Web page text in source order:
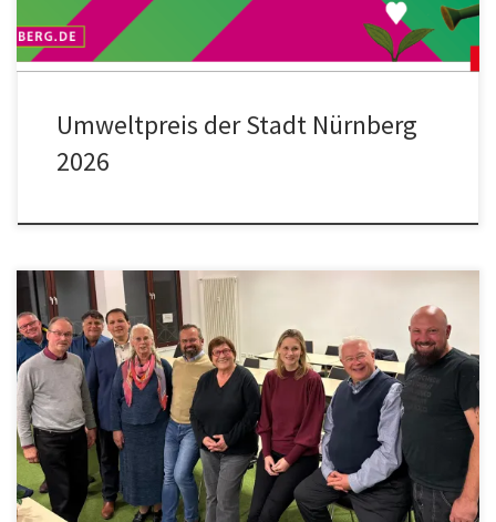
Umweltpreis der Stadt Nürnberg
2026
Die Jahreshauptversammlung der Arbeitsgemeinschaft der Bürger-
und Vorstadtvereine Nürnbergs e.V., kurz AGBV, fand am
23.10.2025 traditionell im Heilig-Geist-Spital statt, dieses Jahr
turnusmäßig mit Neuwahlen des Vorstandes. Einstimmig im Amt
bestätigt wurden Elisabeth Most als Vorsitzende, sowie Daniel
Gencev und Jochen Loy als ihre beiden Stellvertreter. Neu als
Kassierer wurde Falk […]